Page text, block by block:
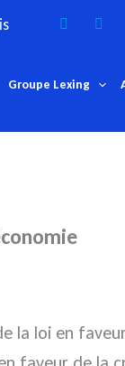
Groupe Lexing
la loi en